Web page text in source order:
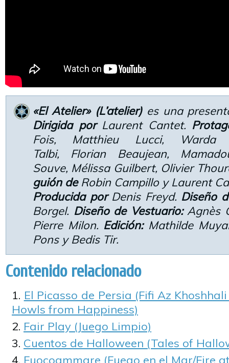
«El Atelier» (L’atelier) es una
Dirigida porLaurent Cantet.
Fois, Matthieu Lucci, Warda
Talbi, Florian Beaujean,
Souve, Mélissa Guilbert, Olivier
guión deRobin Campillo y Laurent
Producida porDenis Freyd. Diseño
Borgel. Diseño de Vestuario:Agnès
Pierre Milon. Edición:Mathilde
Pons y Bedis Tir.
Contenido relacionado
El Picasso de Persia (Fifi Az
Howls from Happiness)
Fair Play (Juego Limpio)
Cuentos de Halloween (Tales of
Fuocoammare (Fuego en el Mar/Fire